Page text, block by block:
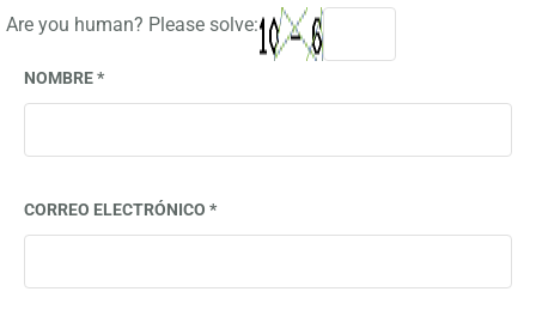
NOMBRE*
CORREO ELECTRÓNICO *
Are you human? Please solve: